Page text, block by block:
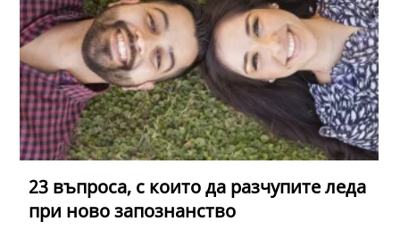
23 въпроса, с които да разчупите леда
при ново запознанство